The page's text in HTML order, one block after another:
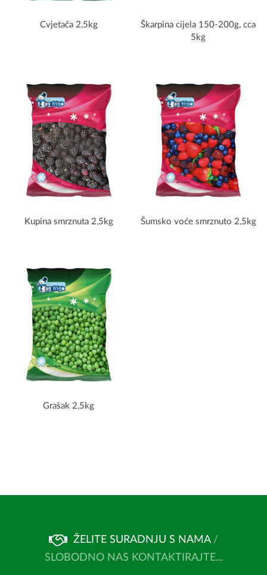
Cvjetača 2,5kg
Škarpina cijela 150-200g, cca
5kg
Kupina smrznuta 2,5kg Šumsko voće smrznuto 2,5kg
Grašak 2,5kg
ŽELITE SURADNJU S NAMA /
SLOBODNO NAS KONTAKTIRAJTE...